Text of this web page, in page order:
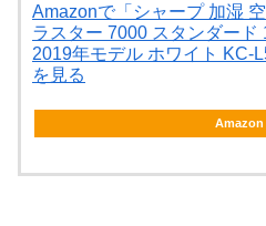
Amazonで「シャープ 加湿
ラスター 7000 スタンダード
2019年モデル ホワイト KC-
を見る
Amazon